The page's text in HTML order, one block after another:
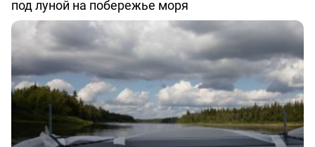
под луной на побережье моря